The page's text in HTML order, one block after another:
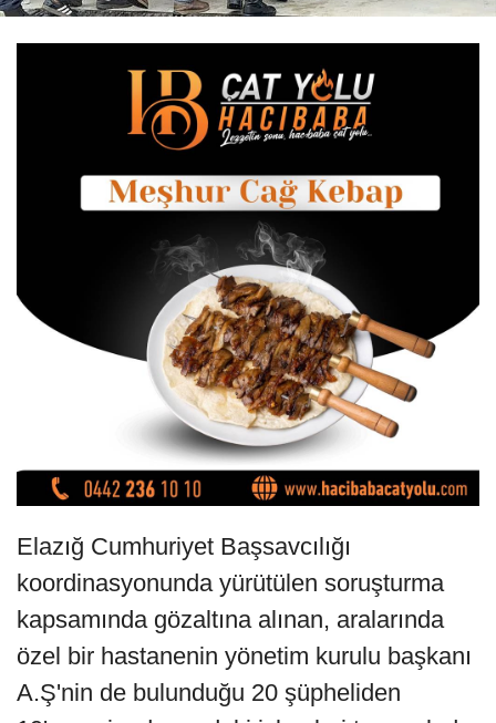
Elazığ Cumhuriyet Başsavcılığı
koordinasyonunda yürütülen soruşturma
kapsamında gözaltına alınan, aralarında
özel bir hastanenin yönetim kurulu başkanı
A.Ş'nin de bulunduğu 20 şüpheliden